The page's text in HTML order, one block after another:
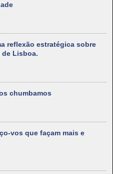
reflexão estratégica sobre
Lisboa.
chumbamos
vos que façam mais e